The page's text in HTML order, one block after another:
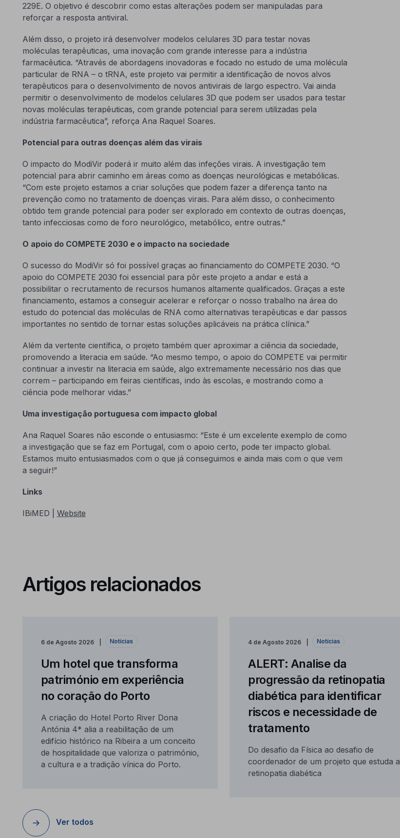
229E. O objetivo é descobrir como estas alterações podem ser manipuladas para
reforçar a resposta antiviral.
Além disso, o projeto irá desenvolver modelos celulares 3D para testar novas
moléculas terapêuticas, uma inovação com grande interesse para a indústria
farmacêutica. “Através de abordagens inovadoras e focado no estudo de uma molécula
particular de RNA – o tRNA, este projeto vai permitir a identificação de novos alvos
terapêuticos para o desenvolvimento de novos antivirais de largo espectro. Vai ainda
permitir o desenvolvimento de modelos celulares 3D que podem ser usados para testar
novas moléculas terapêuticas, com grande potencial para serem utilizadas pela
indústria farmacêutica”, reforça Ana Raquel Soares.
Potencial para outras doenças além das virais
O impacto do ModiVir poderá ir muito além das infeções virais. A investigação tem
potencial para abrir caminho em áreas como as doenças neurológicas e metabólicas.
“Com este projeto estamos a criar soluções que podem fazer a diferença tanto na
prevenção como no tratamento de doenças virais. Para além disso, o conhecimento
obtido tem grande potencial para poder ser explorado em contexto de outras doenças,
tanto infecciosas como de foro neurológico, metabólico, entre outras.”
O apoio do COMPETE 2030 e o impacto na sociedade
O sucesso do ModiVir só foi possível graças ao financiamento do COMPETE 2030. “O
apoio do COMPETE 2030 foi essencial para pôr este projeto a andar e está a
possibilitar o recrutamento de recursos humanos altamente qualificados. Graças a este
financiamento, estamos a conseguir acelerar e reforçar o nosso trabalho na área do
estudo do potencial das moléculas de RNA como alternativas terapêuticas e dar passos
importantes no sentido de tornar estas soluções aplicáveis na prática clínica.”
Além da vertente científica, o projeto também quer aproximar a ciência da sociedade,
promovendo a literacia em saúde. “Ao mesmo tempo, o apoio do COMPETE vai permitir
continuar a investir na literacia em saúde, algo extremamente necessário nos dias que
correm – participando em feiras científicas, indo às escolas, e mostrando como a
ciência pode melhorar vidas.”
Uma investigação portuguesa com impacto global
Ana Raquel Soares não esconde o entusiasmo: “Este é um excelente exemplo de como
a investigação que se faz em Portugal, com o apoio certo, pode ter impacto global.
Estamos muito entusiasmados com o que já conseguimos e ainda mais com o que vem
a seguir!”
Links
IBiMED | Website
Artigos relacionados
6 de Agosto 2026 Notícias
Um hotel que transforma
património em experiência
no coração do Porto
A criação do Hotel Porto River Dona
Antónia 4* alia a reabilitação de um
edifício histórico na Ribeira a um conceito
de hospitalidade que valoriza o património,
a cultura e a tradição vínica do Porto.
4 de Agosto 2026 Notícias
ALERT: Analise da
progressão da retinopatia
diabética para identificar
riscos e necessidade de
tratamento
Do desafio da Física ao desafio de
coordenador de um projeto que estuda a
retinopatia diabética
Ver todos